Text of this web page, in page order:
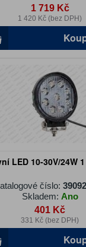
1 719 Kč
1 420 Kč (bez DPH)
LED 10-30V/24W
číslo:
Skladem: Ano
401 Kč
331 Kč (bez DPH)